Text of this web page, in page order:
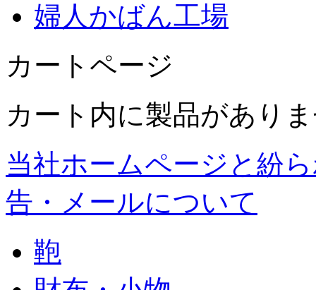
婦人かばん工場
カートページ
カート内に製品があり
当社ホームページと紛
告・メールについて
鞄